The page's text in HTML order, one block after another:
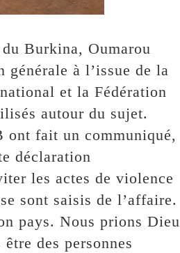
Burkina, Oumarou
générale à l’issue de la
et la Fédération
autour du sujet.
ont fait un communiqué,
déclaration
les actes de violence
sont saisis de l’affaire.
pays. Nous prions Dieu
des personnes